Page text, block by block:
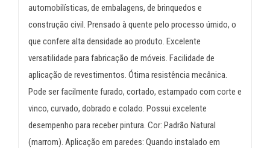
automobilísticas, de embalagens, de brinquedos e
construção civil. Prensado à quente pelo processo úmido, o
que confere alta densidade ao produto. Excelente
versatilidade para fabricação de móveis. Facilidade de
aplicação de revestimentos. Ótima resistência mecânica.
Pode ser facilmente furado, cortado, estampado com corte e
vinco, curvado, dobrado e colado. Possui excelente
desempenho para receber pintura. Cor: Padrão Natural
(marrom). Aplicação em paredes: Quando instalado em